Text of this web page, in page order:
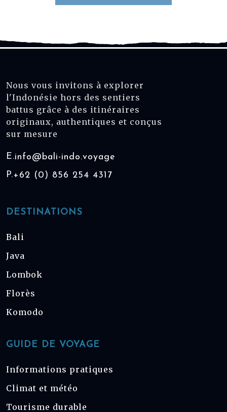
Nous vous invitons à explorer
l'Indonésie hors des sentiers
battus grâce à des itinéraires
originaux, authentiques et conçus
sur mesure
E.info@bali-indo.voyage
P.+62 (0) 856 254 4317
DESTINATIONS
Bali
Java
Lombok
Florès
Komodo
GUIDE DE VOYAGE
Informations pratiques
Climat et météo
Tourisme durable